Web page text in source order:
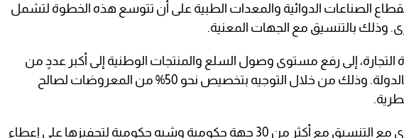
الصناعات الدوائية والمعدات الطبية على أن تتوسع هذه الخطوة لتشمل
وذلك بالتنسيق مع الجهات المعنية.
التجارة، إلى رفع مستوى وصول السلع والمنتجات الوطنية إلى أكبر عددٍ من
منافذ البيع بالدولة. وذلك من خلال التوجيه بتخصيص نحو 50% من المعروضات لصالح
وذلك بالتوازي مع التنسيق مع أكثر من 30 جهة حكومية وشبه حكومية لتحفيزها على إعطاء